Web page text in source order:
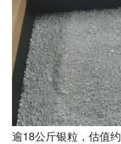
逾18公斤银粒，估值